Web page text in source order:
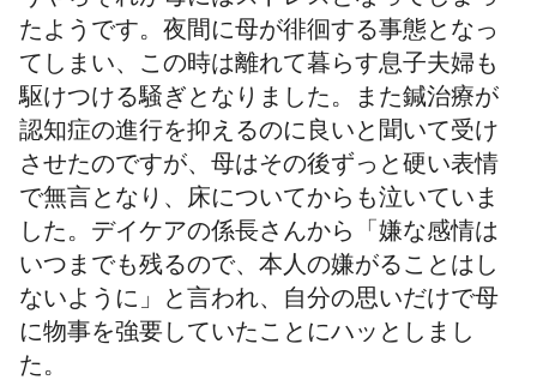
たようです。夜間に母が徘徊する事態となっ
てしまい、この時は離れて暮らす息子夫婦も
駆けつける騒ぎとなりました。また鍼治療が
認知症の進行を抑えるのに良いと聞いて受け
させたのですが、母はその後ずっと硬い表情
で無言となり、床についてからも泣いていま
した。デイケアの係長さんから「嫌な感情は
いつまでも残るので、本人の嫌がることはし
ないように」と言われ、自分の思いだけで母
に物事を強要していたことにハッとしまし
た。